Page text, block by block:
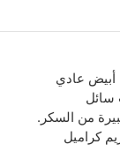
عادي
سائل
من السكر.
كراميل